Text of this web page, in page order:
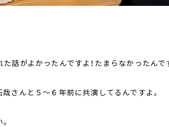
話がよかったんですよ！たまらなかったんで
哉さんと５～６年前に共演してるんですよ。